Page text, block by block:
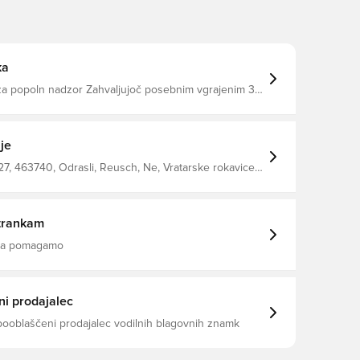
popoln nadzor Zahvaljujoč posebnim vgrajenim 3D
pri vsaki obrambi Hrbtišče Freegel
463740, Odrasli, Reusch, Ne, Vratarske rokavice,
pomagamo
prodajalec
prodajalec vodilnih blagovnih znamk